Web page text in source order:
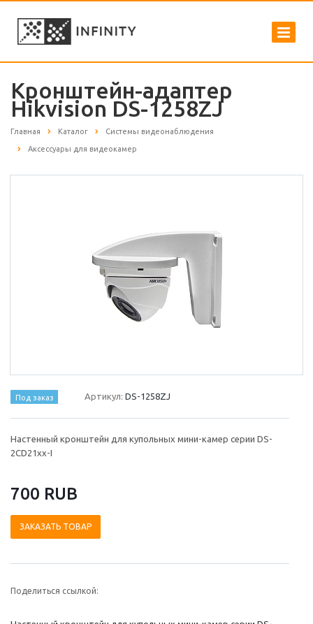
Кронштейн-адаптер
Hikvision DS-1258ZJ
Главная Каталог Системы видеонаблюдения
Аксессуары для видеокамер
Под заказ Артикул:DS-1258ZJ
Настенный кронштейн для купольных мини-камер серии DS-
2CD21xx-I
700 RUB
ЗАКАЗАТЬ ТОВАР
Поделиться ссылкой: